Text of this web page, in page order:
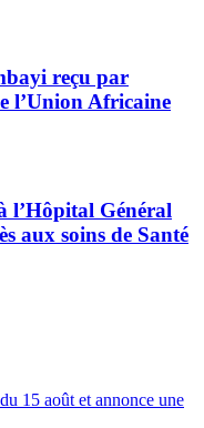
reçu par
l’Union Africaine
l’Hôpital Général
aux soins de Santé